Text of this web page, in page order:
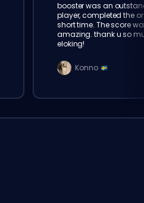
booster was an
player, completed the
short time. The score
amazing. thank u so
eloking!
Konno